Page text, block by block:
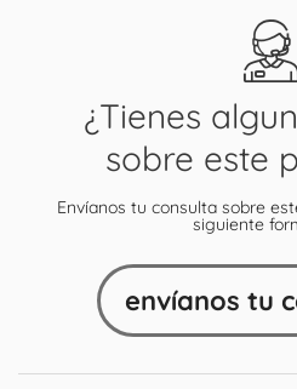
¿Tienes
sobre este
Envíanos tu consulta sobre
siguiente
envíanos tu